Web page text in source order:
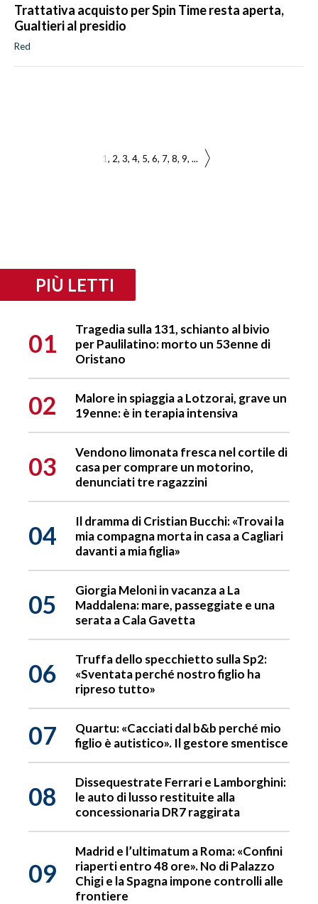
Trattativa acquisto per Spin Time resta aperta,
Gualtieri al presidio
Red
1 2 3 4 5 6 7 8 9 ...
PIÙ LETTI
01
Tragedia sulla 131, schianto al bivio
per Paulilatino: morto un 53enne di
Oristano
02
Malore in spiaggia a Lotzorai, grave un
19enne: è in terapia intensiva
03
Vendono limonata fresca nel cortile di
casa per comprare un motorino,
denunciati tre ragazzini
04
Il dramma di Cristian Bucchi: «Trovai la
mia compagna morta in casa a Cagliari
davanti a mia figlia»
05
Giorgia Meloni in vacanza a La
Maddalena: mare, passeggiate e una
serata a Cala Gavetta
06
Truffa dello specchietto sulla Sp2:
«Sventata perché nostro figlio ha
ripreso tutto»
07
Quartu: «Cacciati dal b&b perché mio
figlio è autistico». Il gestore smentisce
08
Dissequestrate Ferrari e Lamborghini:
le auto di lusso restituite alla
concessionaria DR7 raggirata
09
Madrid e l’ultimatum a Roma: «Confini
riaperti entro 48 ore». No di Palazzo
Chigi e la Spagna impone controlli alle
frontiere